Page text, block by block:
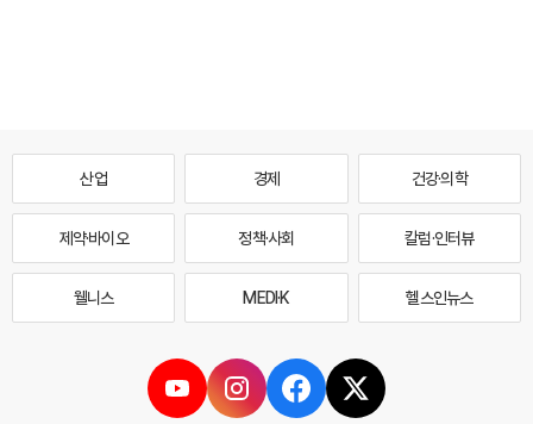
산업 경제 건강·의학
제약·바이오 정책·사회 칼럼·인터뷰
웰니스 MEDI·K 헬스인뉴스